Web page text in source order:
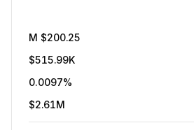
$200.25 M
$515.99K
0.0097%
$2.61M